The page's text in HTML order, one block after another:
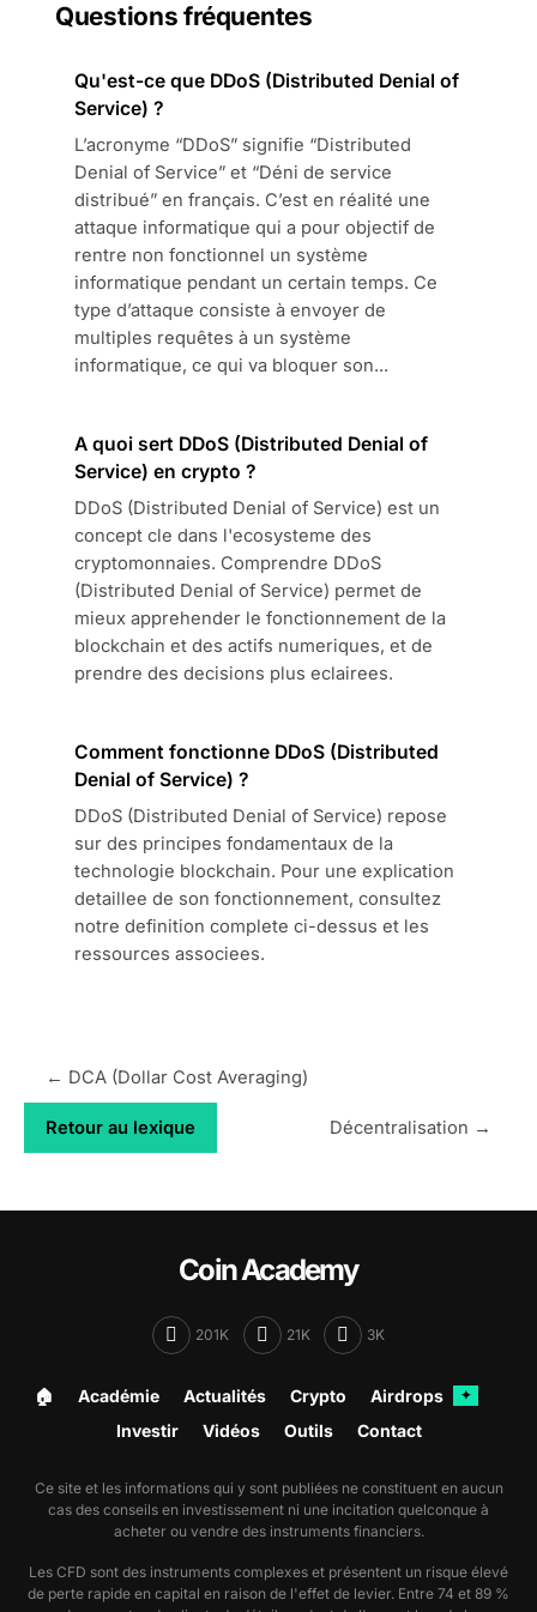
Questions fréquentes
Qu'est-ce que DDoS (Distributed Denial of
Service) ?
L’acronyme “DDoS” signifie “Distributed
Denial of Service” et “Déni de service
distribué” en français. C’est en réalité une
attaque informatique qui a pour objectif de
rentre non fonctionnel un système
informatique pendant un certain temps. Ce
type d’attaque consiste à envoyer de
multiples requêtes à un système
informatique, ce qui va bloquer son...
A quoi sert DDoS (Distributed Denial of
Service) en crypto ?
DDoS (Distributed Denial of Service) est un
concept cle dans l'ecosysteme des
cryptomonnaies. Comprendre DDoS
(Distributed Denial of Service) permet de
mieux apprehender le fonctionnement de la
blockchain et des actifs numeriques, et de
prendre des decisions plus eclairees.
Comment fonctionne DDoS (Distributed
Denial of Service) ?
DDoS (Distributed Denial of Service) repose
sur des principes fondamentaux de la
technologie blockchain. Pour une explication
detaillee de son fonctionnement, consultez
notre definition complete ci-dessus et les
ressources associees.
← DCA (Dollar Cost Averaging)
Retour au lexique Décentralisation →
Coin Academy
201K 21K 3K
🏠︎ Académie Actualités Crypto Airdrops ✦
Investir Vidéos Outils Contact
Ce site et les informations qui y sont publiées ne constituent en aucun
cas des conseils en investissement ni une incitation quelconque à
acheter ou vendre des instruments financiers.
Les CFD sont des instruments complexes et présentent un risque élevé
de perte rapide en capital en raison de l'effet de levier. Entre 74 et 89 %